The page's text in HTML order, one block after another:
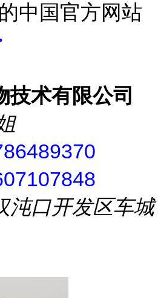
中国官方网站
技术有限公司
沌口开发区车城